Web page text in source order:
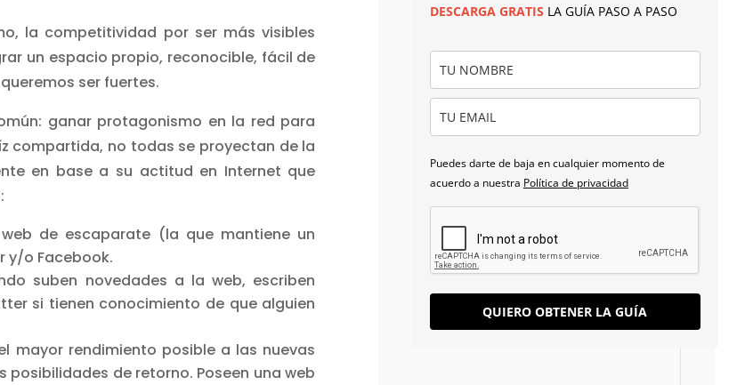
la competitividad por ser más visibles
un espacio propio, reconocible, fácil de
ser fuertes.
ganar protagonismo en la red para
compartida, no todas se proyectan de la
en base a su actitud en Internet que
de escaparate (la que mantiene un
y/o Facebook.
suben novedades a la web, escriben
si tienen conocimiento de que alguien
mayor rendimiento posible a las nuevas
de retorno. Poseen una web
DESCARGA GRATIS LA GUÍA PASO A PASO
Puedes darte de baja en cualquier momento de
acuerdo a nuestra Política de privacidad
QUIERO OBTENER LA GUÍA